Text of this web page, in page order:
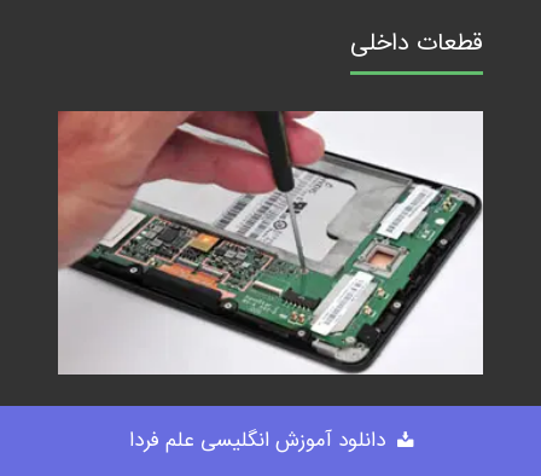
قطعات داخلی
■ قطعات داخلی هارد درایو HDD
دانلود آموزش انگلیسی علم فردا